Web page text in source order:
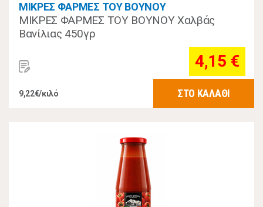
ΜΙΚΡΕΣ ΦΑΡΜΕΣ ΤΟΥ ΒΟΥΝΟΥ
ΜΙΚΡΕΣ ΦΑΡΜΕΣ ΤΟΥ ΒΟΥΝΟΥ Χαλβάς
Βανίλιας 450γρ
4,15 €
9,22€/κιλό ΣΤΟ ΚΑΛΑΘΙ